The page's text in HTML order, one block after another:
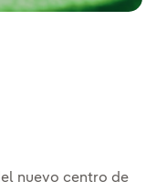
nuevo centro de